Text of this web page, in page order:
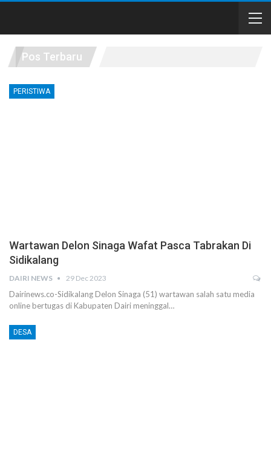
Pos Terbaru
PERISTIWA
Wartawan Delon Sinaga Wafat Pasca Tabrakan Di
Sidikalang
DAIRI NEWS 29 Dec 2023
Dairinews.co-Sidikalang Delon Sinaga (51) wartawan salah satu media
online bertugas di Kabupaten Dairi meninggal…
DESA